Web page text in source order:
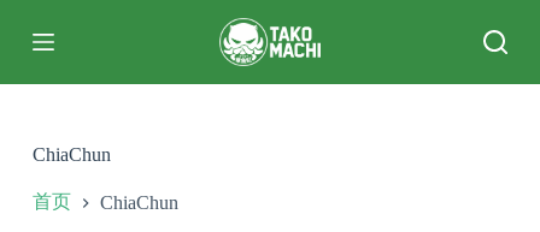
过
ChiaChun
首页 ChiaChun